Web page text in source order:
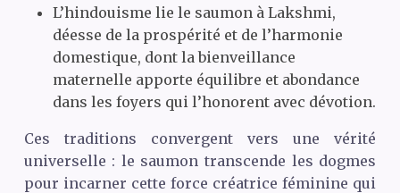
L’hindouisme lie le saumon à Lakshmi,
déesse de la prospérité et de l’harmonie
domestique, dont la bienveillance
maternelle apporte équilibre et abondance
dans les foyers qui l’honorent avec dévotion.
Ces traditions convergent vers une vérité
universelle : le saumon transcende les dogmes
pour incarner cette force créatrice féminine qui